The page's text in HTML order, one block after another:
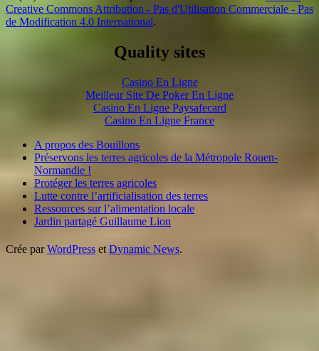
Creative Commons Attribution - Pas d'Utilisation Commerciale - Pas
de Modification 4.0 International.
Quality sites
Casino En Ligne
Meilleur Site De Poker En Ligne
Casino En Ligne Paysafecard
Casino En Ligne France
A propos des Bouillons
Préservons les terres agricoles de la Métropole Rouen-
Normandie !
Protéger les terres agricoles
Lutte contre l’artificialisation des terres
Ressources sur l’alimentation locale
Jardin partagé Guillaume Lion
Crée parWordPress et Dynamic News.